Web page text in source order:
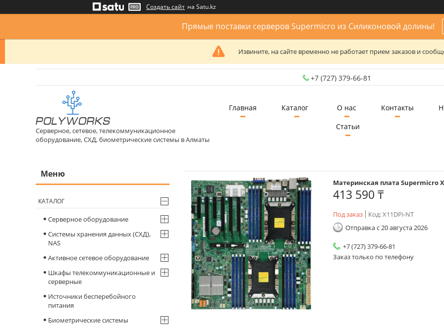
Создать сайт на Satu.kz
Прямые поставки серверов Supermicro из Силиконовой долины!
Извините, на сайте временно не работает прием заказов и
+7 (727) 379-66-81
Серверное, сетевое, телекоммуникационное
оборудование, СХД, биометрические системы в Алматы
Главная Каталог О нас Контакты
Статьи
Материнская плата Supermicro
413 590 ₸
Под заказ Код:X11DPi-NT
Отправка с 20 августа 2026
+7 (727) 379-66-81
Заказ только по телефону
КАТАЛОГ
Серверное оборудование
Системы хранения данных (СХД),
NAS
Активное сетевое оборудование
Шкафы телекоммуникационные и
серверные
Источники бесперебойного
питания
Биометрические системы